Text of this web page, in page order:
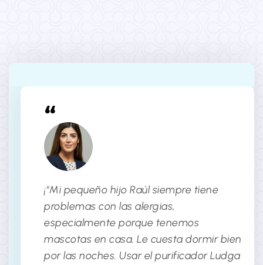
Sara Wafe
¡"Mi pequeño hijo Raúl siempre tiene
problemas con las alergias,
especialmente porque tenemos
mascotas en casa. Le cuesta dormir bien
por las noches. Usar el purificador Ludga